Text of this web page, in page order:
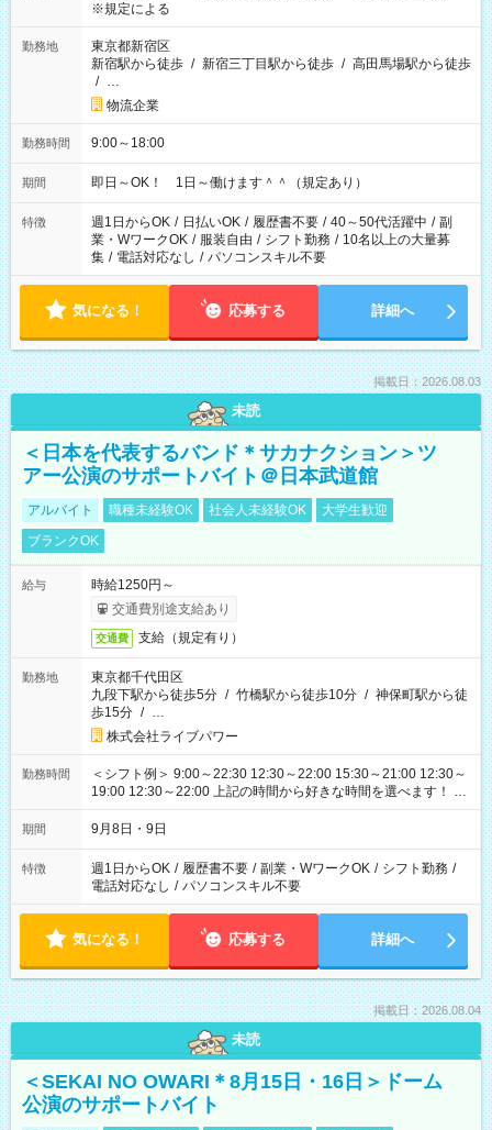
※規定による
勤務地
東京都新宿区
新宿駅から徒歩 / 新宿三丁目駅から徒歩 / 高田馬場駅から徒歩
/ …
物流企業
勤務時間 9:00～18:00
期間 即日～OK！ 1日～働けます＾＾（規定あり）
特徴 週1日からOK / 日払いOK / 履歴書不要 / 40～50代活躍中 / 副
業・WワークOK / 服装自由 / シフト勤務 / 10名以上の大量募
集 / 電話対応なし / パソコンスキル不要
気になる！ 応募する 詳細へ
掲載日：2026.08.03
未読
＜日本を代表するバンド＊サカナクション＞ツ
アー公演のサポートバイト＠日本武道館
アルバイト 職種未経験OK 社会人未経験OK
大学生歓迎
ブランクOK
給与
時給1250円～
交通費別途支給あり
交通費 支給（規定有り）
勤務地
東京都千代田区
九段下駅から徒歩5分 / 竹橋駅から徒歩10分 / 神保町駅から徒
歩15分 / …
株式会社ライブパワー
勤務時間
＜シフト例＞ 9:00～22:30 12:30～22:00 15:30～21:00 12:30～
19:00 12:30～22:00 上記の時間から好きな時間を選べます！ ※
時間は変更となる可能性があります
期間 9月8日・9日
特徴 週1日からOK / 履歴書不要 / 副業・WワークOK / シフト勤務 /
電話対応なし / パソコンスキル不要
気になる！ 応募する 詳細へ
掲載日：2026.08.04
未読
＜SEKAI NO OWARI＊8月15日・16日＞ドーム
公演のサポートバイト